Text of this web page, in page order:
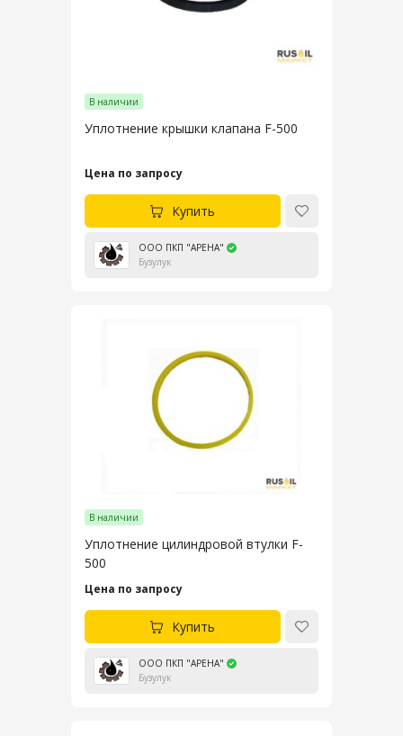
В наличии
Уплотнение крышки клапана F-500
Цена по запросу
Купить
ООО ПКП "АРЕНА"
Бузулук
В наличии
Уплотнение цилиндровой втулки F-
500
Цена по запросу
Купить
ООО ПКП "АРЕНА"
Бузулук